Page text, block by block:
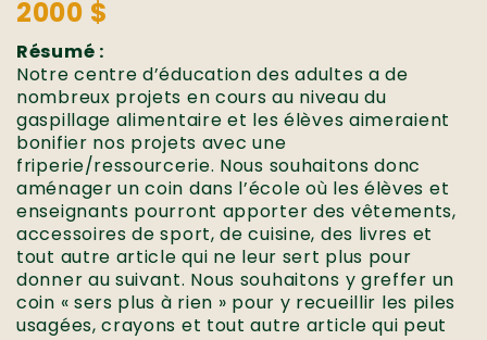
2000 $
Résumé :
Notre centre d’éducation des adultes a de
nombreux projets en cours au niveau du
gaspillage alimentaire et les élèves aimeraient
bonifier nos projets avec une
friperie/ressourcerie. Nous souhaitons donc
aménager un coin dans l’école où les élèves et
enseignants pourront apporter des vêtements,
accessoires de sport, de cuisine, des livres et
tout autre article qui ne leur sert plus pour
donner au suivant. Nous souhaitons y greffer un
coin « sers plus à rien » pour y recueillir les piles
usagées, crayons et tout autre article qui peut